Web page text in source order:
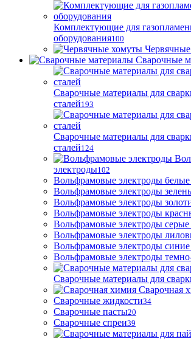
Комплектующие для
оборудования100
Сварочные
Сварочные материалы для
сталей193
Сварочные материалы для
сталей124
электроды102
Вольфрамовые электроды
Вольфрамовые электроды
Вольфрамовые электроды
Вольфрамовые электроды
Вольфрамовые электроды
Вольфрамовые электроды
Вольфрамовые электроды
Вольфрамовые электроды
Сварочные материалы для
Сварочная
Сварочные жидкости34
Сварочные пасты20
Сварочные спреи39